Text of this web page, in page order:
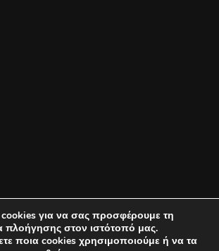
για να σας προσφέρουμε τη
πλοήγησης στον ιστότοπό μας.
ποια cookies χρησιμοποιούμε ή να τα